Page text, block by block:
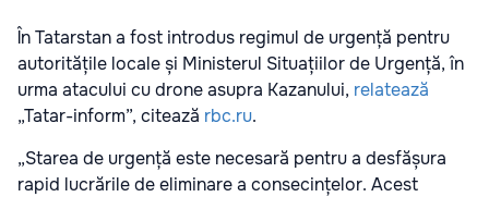
În Tatarstan a fost introdus regimul de urgență pentru
autoritățile locale și Ministerul Situațiilor de Urgență, în
urma atacului cu drone asupra Kazanului, relatează
„Tatar-inform”, citează rbc.ru.
„Starea de urgență este necesară pentru a desfășura
rapid lucrările de eliminare a consecințelor. Acest